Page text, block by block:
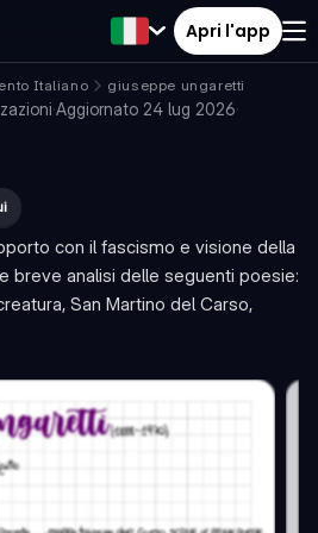
Apri l'app
Italiano
giuseppe ungaretti
·Aggiornato 24 lug 2026·
con il fascismo e visione della
breve analisi delle seguenti poesie:
San Martino del Carso,